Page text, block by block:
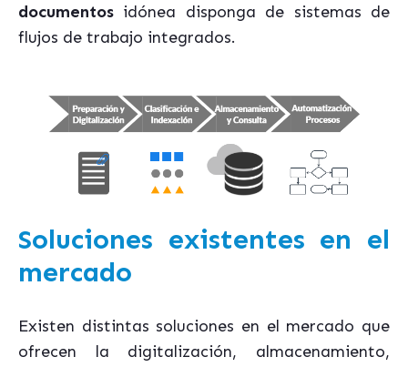
documentos idónea disponga de sistemas de
flujos de trabajo integrados.
Soluciones existentes en el
mercado
Existen distintas soluciones en el mercado que
ofrecen la digitalización, almacenamiento,